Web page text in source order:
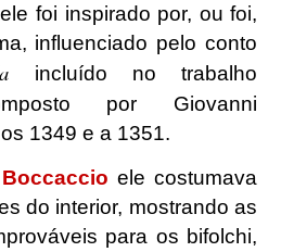
foi inspirado por, ou foi,
influenciado pelo conto
incluído no trabalho
por Giovanni
1349 e a 1351.
Boccaccio ele costumava
do interior, mostrando as
​​para os bifolchi,